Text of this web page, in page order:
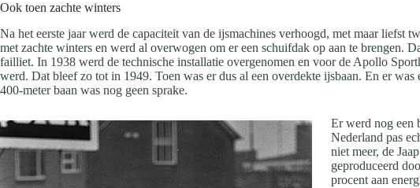
Ook toen zachte winters
Na het eerste jaar werd de capaciteit van de ijsmachines verhoogd, met maar liefst
met zachte winters en werd al overwogen om er een schuifdak op aan te brengen.
failliet. In 1938 werd de technische installatie overgenomen en voor de Apollo
werd. Dat bleef zo tot in 1949. Toen was er dus al een overdekte ijsbaan. En er
400-meter baan was nog geen sprake.
Er werd nog een
Nederland pas
niet meer, de
geproduceerd
procent aan